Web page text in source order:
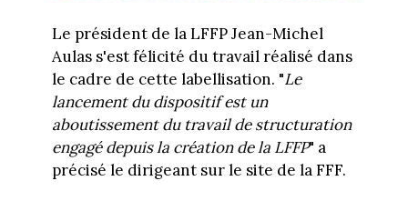
Le président de la LFFP Jean-Michel
Aulas s'est félicité du travail réalisé dans
le cadre de cette labellisation. "Le
lancement du dispositif est un
aboutissement du travail de structuration
engagé depuis la création de la LFFP" a
précisé le dirigeant sur le site de la FFF.